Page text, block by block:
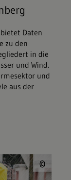
Daten
zu den
in die
und Wind.
und
aus der
©